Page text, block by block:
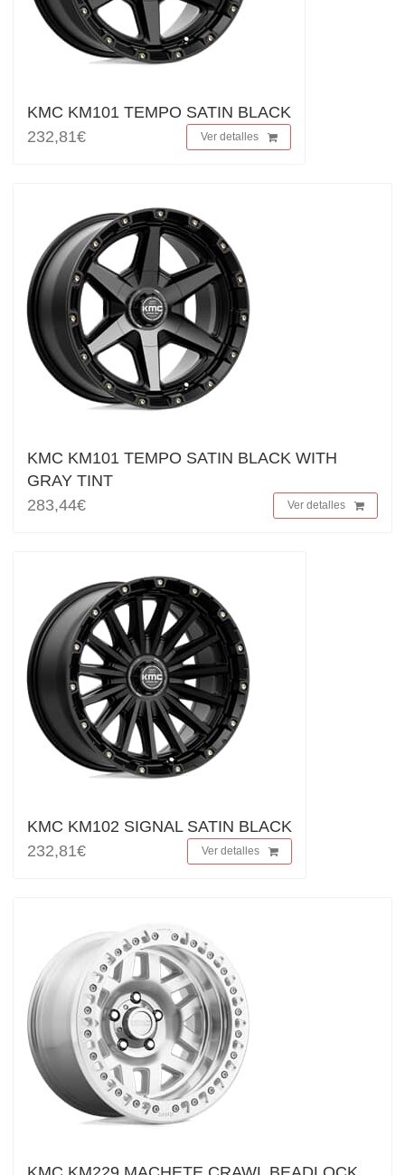
KMC KM101 TEMPO SATIN BLACK
232,81€
Ver detalles
KMC KM101 TEMPO SATIN BLACK WITH
GRAY TINT
283,44€
Ver detalles
KMC KM102 SIGNAL SATIN BLACK
232,81€
Ver detalles